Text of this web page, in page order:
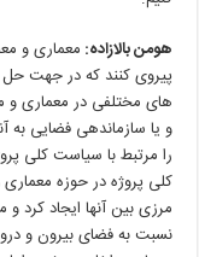
هومنبالازاده: معماری و
پیروی کنند که در جهت
های مختلفی در معماریو
و یا سازماندهی فضایی به
را مرتبطبا سیاستکلی
کلی پروژهدرحوزه معماری
مرزیبینآنها ایجادکردو
نسبتبهفضایبیرونو